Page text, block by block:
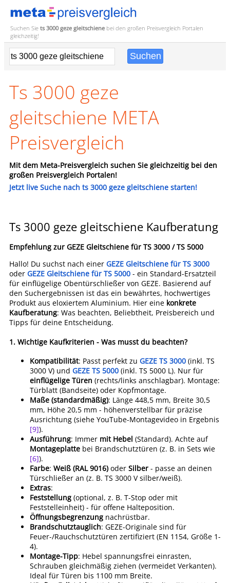
Suchen Sie ts 3000 geze gleitschiene bei den großen Preisvergleich Portalen
gleichzeitig!
Ts 3000 geze
gleitschiene META
Preisvergleich
Mit dem Meta-Preisvergleich suchen Sie gleichzeitig bei den
großen Preisvergleich Portalen!
Jetzt live Suche nach ts 3000 geze gleitschiene starten!
Ts 3000 geze gleitschiene Kaufberatung
Empfehlung zur GEZE Gleitschiene für TS 3000 / TS 5000
Hallo! Du suchst nach einer GEZE Gleitschiene für TS 3000
oder GEZE Gleitschiene für TS 5000 - ein Standard-Ersatzteil
für einflügelige Obentürschließer von GEZE. Basierend auf
den Suchergebnissen ist das ein bewährtes, hochwertiges
Produkt aus eloxiertem Aluminium. Hier eine konkrete
Kaufberatung: Was beachten, Beliebtheit, Preisbereich und
Tipps für deine Entscheidung.
1. Wichtige Kaufkriterien - Was musst du beachten?
Kompatibilität: Passt perfekt zu GEZE TS 3000 (inkl. TS
3000 V) und GEZE TS 5000 (inkl. TS 5000 L). Nur für
einflügelige Türen (rechts/links anschlagbar). Montage:
Türblatt (Bandseite) oder Kopfmontage.
Maße (standardmäßig): Länge 448,5 mm, Breite 30,5
mm, Höhe 20,5 mm - höhenverstellbar für präzise
Ausrichtung (siehe YouTube-Montagevideo in Ergebnis
[9]).
Ausführung: Immer mit Hebel (Standard). Achte auf
Montageplatte bei Brandschutztüren (z. B. in Sets wie
[6]).
Farbe: Weiß (RAL 9016) oder Silber - passe an deinen
Türschließer an (z. B. TS 3000 V silber/weiß).
Extras:
Feststellung (optional, z. B. T-Stop oder mit
Feststelleinheit) - für offene Halteposition.
Öffnungsbegrenzung nachrüstbar.
Brandschutztauglich: GEZE-Originale sind für
Feuer-/Rauchschutztüren zertifiziert (EN 1154, Größe 1-
4).
Montage-Tipp: Hebel spannungsfrei einrasten,
Schrauben gleichmäßig ziehen (vermeidet Verkanten).
Ideal für Türen bis 1100 mm Breite.